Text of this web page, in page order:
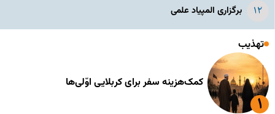
برگزاری المپیاد علمی
تهذیب
کمک‌هزینه سفر برای کربلایی اوّلی‌ها